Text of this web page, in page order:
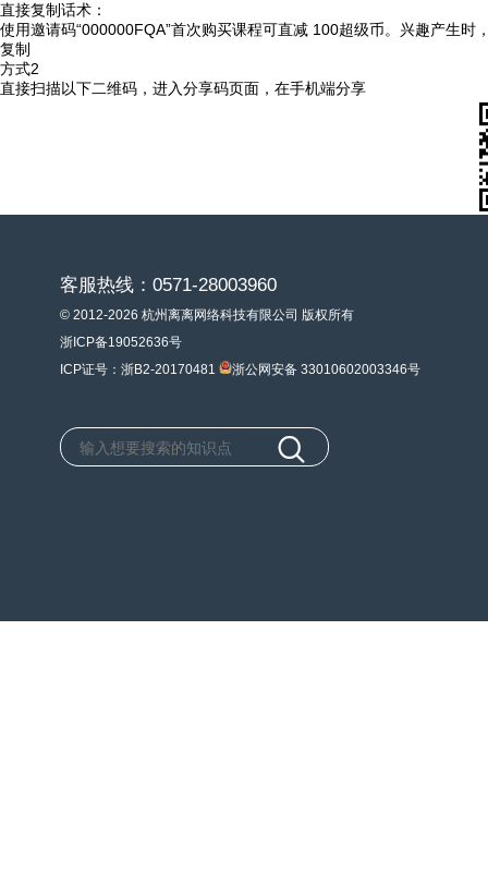
直接复制话术：
使用邀请码“000000FQA”首次购买课程可直减 100超级币。兴趣产生时
复制
方式2
直接扫描以下二维码，进入分享码页面，在手机端分享
客服热线：0571-28003960
© 2012-2026 杭州离离网络科技有限公司 版权所有
浙ICP备19052636号
ICP证号：浙B2-20170481
浙公网安备 33010602003346号